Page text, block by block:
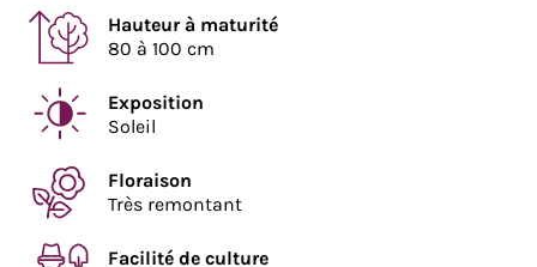
Hauteur à maturité
80 à 100 cm
Exposition
Soleil
Floraison
Très remontant
Facilité de culture